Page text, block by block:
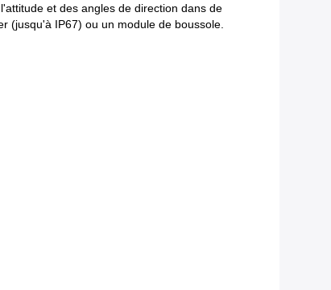
et des angles de direction dans de
(jusqu'à IP67) ou un module de boussole.